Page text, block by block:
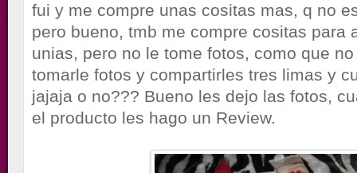
fui y me compre unas cositas mas, q no
pero bueno, tmb me compre cositas para
unias, pero no le tome fotos, como que
tomarle fotos y compartirles tres limas y
jajaja o no??? Bueno les dejo las fotos,
el producto les hago un Review.